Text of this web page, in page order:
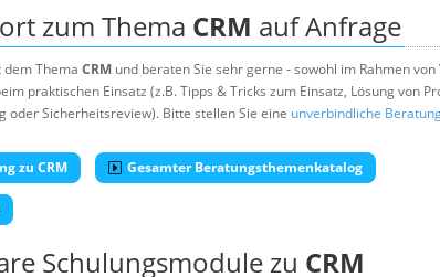
zum Thema CRM auf Anfrage
Thema CRM und beraten Sie sehr gerne - sowohl im Rahmen
praktischen Einsatz (z.B. Tipps & Tricks zum Einsatz, Lösung von
oder Sicherheitsreview). Bitte stellen Sie eine unverbindliche
zu CRM
Gesamter Beratungsthemenkatalog
Schulungsmodule zu CRM